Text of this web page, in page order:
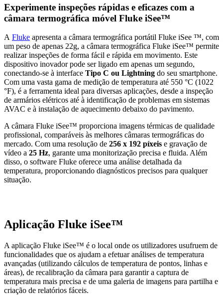
Experimente inspeções rápidas e eficazes com a
câmara termográfica móvel Fluke iSee™
A Fluke apresenta a câmara termográfica portátil Fluke iSee ™, com
um peso de apenas 22g, a câmara termográfica Fluke iSee™ permite
realizar inspeções de forma fácil e rápida em movimento. Este
dispositivo inovador pode ser ligado em apenas um segundo,
conectando-se à interface Tipo C ou Lightning do seu smartphone.
Com uma vasta gama de medição de temperatura até 550 °C (1022
°F), é a ferramenta ideal para diversas aplicações, desde a inspeção
de armários elétricos até à identificação de problemas em sistemas
AVAC e à instalação de aquecimento debaixo do pavimento.
A câmara Fluke iSee™ proporciona imagens térmicas de qualidade
profissional, comparáveis às melhores câmaras termográficas do
mercado. Com uma resolução de 256 x 192 píxeis e gravação de
vídeo a 25 Hz, garante uma monitorização precisa e fluida. Além
disso, o software Fluke oferece uma análise detalhada da
temperatura, proporcionando diagnósticos precisos para qualquer
situação.
Aplicação Fluke iSee™
A aplicação Fluke iSee™ é o local onde os utilizadores usufruem de
funcionalidades que os ajudam a efetuar análises de temperatura
avançadas (utilizando cálculos de temperatura de pontos, linhas e
áreas), de recalibração da câmara para garantir a captura de
temperatura mais precisa e de uma galeria de imagens para partilha e
criação de relatórios fáceis.